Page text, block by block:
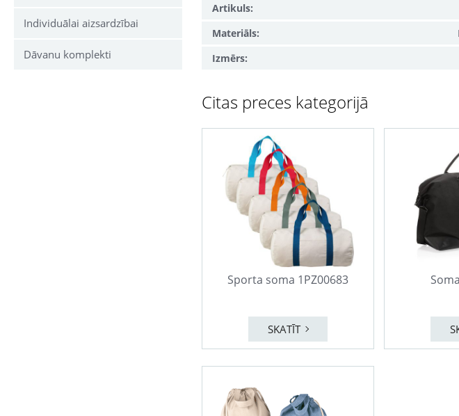
Individuālai aizsardzībai
Dāvanu komplekti
Artikuls:
Materiāls:
Izmērs:
Citas preces kategorijā
Sporta soma 1PZ00683
SKATĪT